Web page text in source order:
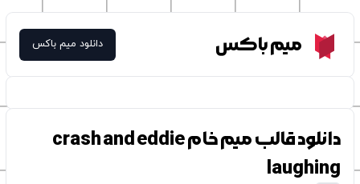
Meme Boxمیم باکس دانلود میم باکس
دانلود قالب میم خام crash and eddie
laughing